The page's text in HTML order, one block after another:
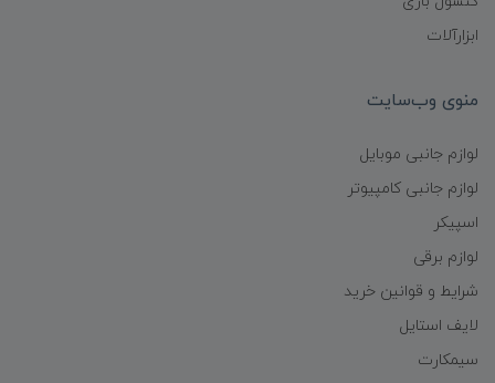
ابزارآلات
منوی وب‌سایت
لوازم جانبی موبایل
لوازم جانبی کامپیوتر
اسپیکر
لوازم برقی
شرایط و قوانین خرید
لایف استایل
سیمکارت